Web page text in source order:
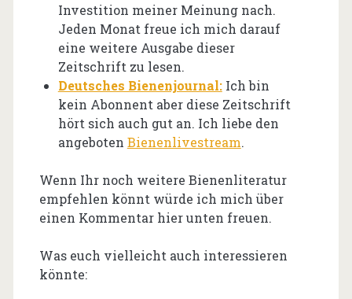
Investition meiner Meinung nach.
Jeden Monat freue ich mich darauf
eine weitere Ausgabe dieser
Zeitschrift zu lesen.
Deutsches Bienenjournal:Ich bin
kein Abonnent aber diese Zeitschrift
hört sich auch gut an. Ich liebe den
angeboten Bienenlivestream.
Wenn Ihr noch weitere Bienenliteratur
empfehlen könnt würde ich mich über
einen Kommentar hier unten freuen.
Was euch vielleicht auch interessieren
könnte: